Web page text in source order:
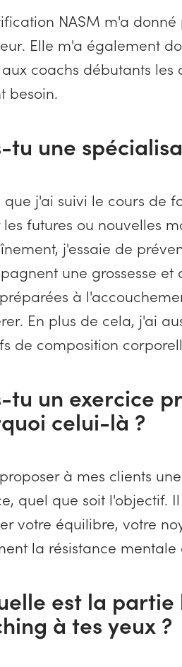
NASM m'a
Elle m'a également
coachs débutants les
besoin.
tu une
que j'ai suivi le cours de
futures ou nouvelles
j'essaie de
une grossesse
à
En plus de cela, j'ai
de composition
tu un exercice
celui-là ?
à mes clients
quel que soit l'objectif.
votre équilibre, votre
la résistance
est la
à tes yeux ?